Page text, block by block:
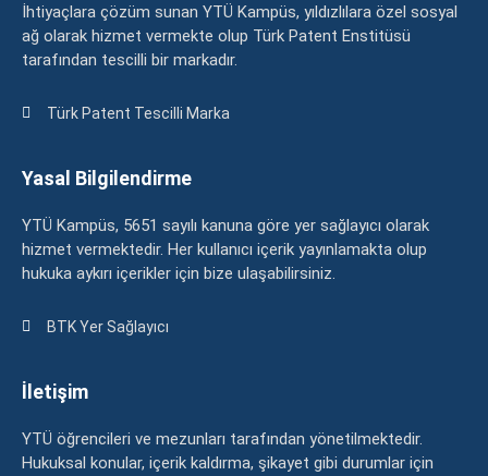
İhtiyaçlara çözüm sunan YTÜ Kampüs, yıldızlılara özel sosyal
ağ olarak hizmet vermekte olup Türk Patent Enstitüsü
tarafından tescilli bir markadır.
Türk Patent Tescilli Marka
Yasal Bilgilendirme
YTÜ Kampüs, 5651 sayılı kanuna göre yer sağlayıcı olarak
hizmet vermektedir. Her kullanıcı içerik yayınlamakta olup
hukuka aykırı içerikler için bize ulaşabilirsiniz.
BTK Yer Sağlayıcı
İletişim
YTÜ öğrencileri ve mezunları tarafından yönetilmektedir.
Hukuksal konular, içerik kaldırma, şikayet gibi durumlar için